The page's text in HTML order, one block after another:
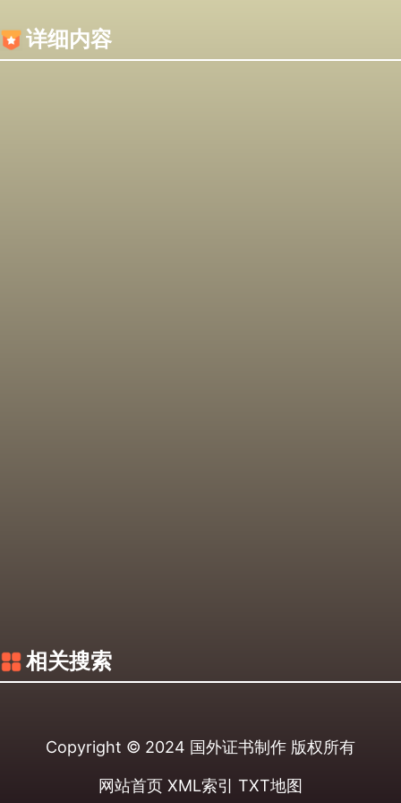
详细内容
相关搜索
Copyright © 2024 国外证书制作 版权所有
网站首页 XML索引 TXT地图